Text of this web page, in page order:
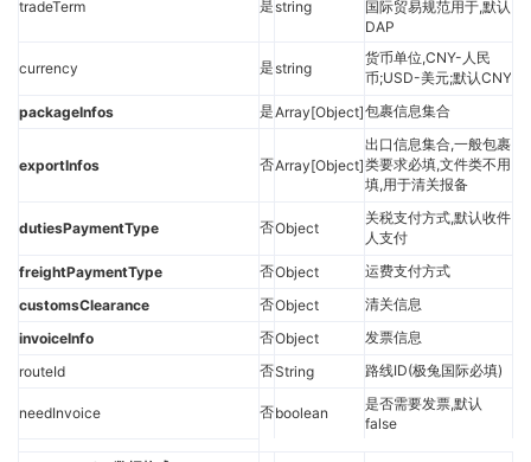
tradeTerm 是string
国际贸易规范用于,默认
DAP
currency 是string
货币单位,CNY-人民
币;USD-美元;默认CNY
packageInfos
是Array[Object]包裹信息集合
exportInfos 否Array[Object]
出口信息集合,一般包裹
类要求必填,文件类不用
填,用于清关报备
dutiesPaymentType 否Object
关税支付方式,默认收件
人支付
freightPaymentType
否Object
运费支付方式
customsClearance
否Object
清关信息
invoiceInfo
否Object
发票信息
routeId
否String 路线ID(极兔国际必填)
needInvoice 否boolean
是否需要发票,默认
false